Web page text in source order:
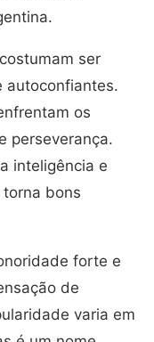
ser
autoconfiantes.
os
perseverança.
inteligência e
bons
forte e
de
varia em